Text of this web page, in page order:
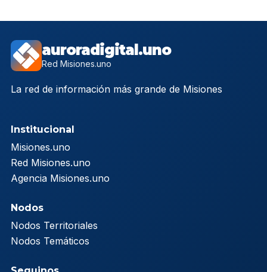
auroradigital.uno
Red Misiones.uno
La red de información más grande de Misiones
Institucional
Misiones.uno
Red Misiones.uno
Agencia Misiones.uno
Nodos
Nodos Territoriales
Nodos Temáticos